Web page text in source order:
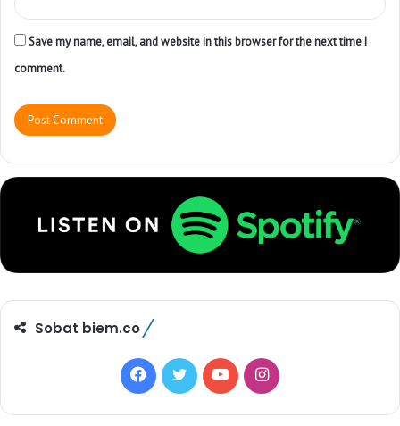
Save my name, email, and website in this browser for the next time I
comment.
Sobat biem.co
F
a
T
w
Y
o
I
n